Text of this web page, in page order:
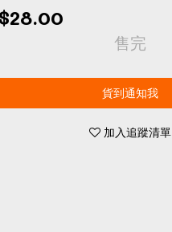
售完
貨到通知我
加入追蹤清單